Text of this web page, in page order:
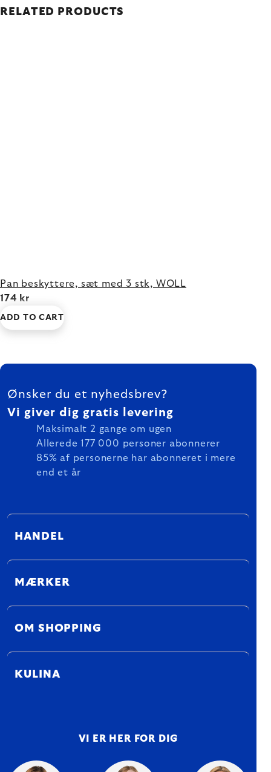
RELATED PRODUCTS
Pan beskyttere, sæt med 3 stk, WOLL
174 kr
ADD TO CART
FOOTER
Ønsker du et nyhedsbrev?
Vi giver dig gratis levering
Maksimalt 2 gange om ugen
Allerede 177 000 personer abonnerer
85% af personerne har abonneret i mere
end et år
HANDEL
MÆRKER
OM SHOPPING
KULINA
VI ER HER FOR DIG